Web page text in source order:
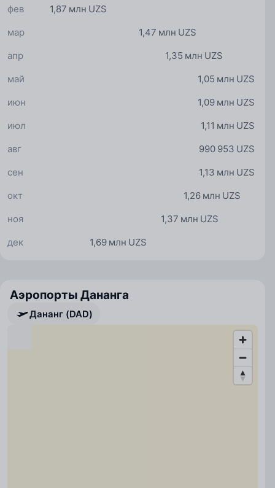
1,87 млн UZS
фев
1,47 млн UZS
мар
1,35 млн UZS
апр
1,05 млн UZS
май
1,09 млн UZS
июн
1,11 млн UZS
июл
990 953 UZS
авг
1,13 млн UZS
сен
1,26 млн UZS
окт
1,37 млн UZS
ноя
1,69 млн UZS
дек
Аэропорты Дананга
Дананг (DAD)